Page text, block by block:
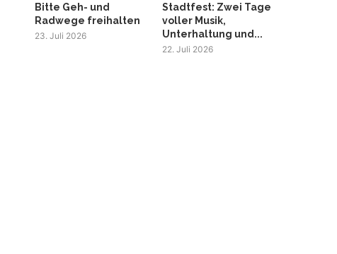
Bitte Geh- und
Radwege freihalten
23. Juli 2026
Stadtfest: Zwei Tage
voller Musik,
Unterhaltung und...
22. Juli 2026